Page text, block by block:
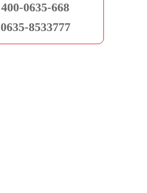
400-0635-668
0635-8533777